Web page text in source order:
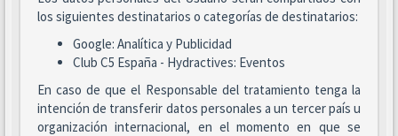
los siguientes destinatarios o categorías de destinatarios:
Google: Analítica y Publicidad
Club C5 España - Hydractives: Eventos
En caso de que el Responsable del tratamiento tenga la
intención de transferir datos personales a un tercer país u
organización internacional, en el momento en que se